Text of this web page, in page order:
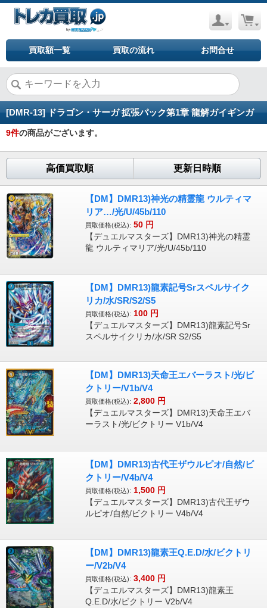
買取額一覧 買取の流れ お問合せ
[DMR-13] ドラゴン・サーガ 拡張パック第1章 龍解ガイギンガ
9件の商品がございます。
高価買取順 更新日時順
【DM】DMR13)神光の精霊龍 ウルティマ
リア…/光/U/45b/110
買取価格(税込): 50 円
【デュエルマスターズ】DMR13)神光の精霊
龍 ウルティマリア/光/U/45b/110
【DM】DMR13)龍素記号Srスペルサイク
リカ/水/SR/S2/S5
買取価格(税込): 100 円
【デュエルマスターズ】DMR13)龍素記号Sr
スペルサイクリカ/水/SR S2/S5
【DM】DMR13)天命王エバーラスト/光/ビ
クトリー/V1b/V4
買取価格(税込): 2,800 円
【デュエルマスターズ】DMR13)天命王エバ
ーラスト/光/ビクトリー V1b/V4
【DM】DMR13)古代王ザウルピオ/自然/ビ
クトリー/V4b/V4
買取価格(税込): 1,500 円
【デュエルマスターズ】DMR13)古代王ザウ
ルピオ/自然/ビクトリー V4b/V4
【DM】DMR13)龍素王Q.E.D/水/ビクトリ
ー/V2b/V4
買取価格(税込): 3,400 円
【デュエルマスターズ】DMR13)龍素王
Q.E.D/水/ビクトリー V2b/V4